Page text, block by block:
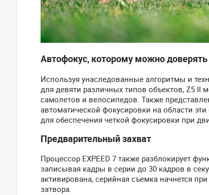
Автофокус, которому можно доверять
Используя унаследованные алгоритмы и
для девяти различных типов объектов, Z5
самолетов и велосипедов. Также
автоматической фокусировки на области
для обеспечения четкой фокусировки при
Предварительный захват
Процессор EXPEED 7 также разблокирует
записывая кадры в серии до 30 кадров в
активирована, серийная съемка начнется
затвора.